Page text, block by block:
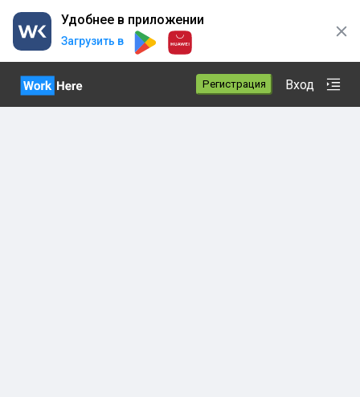
Удобнее в приложении
Загрузить в
Регистрация Вход